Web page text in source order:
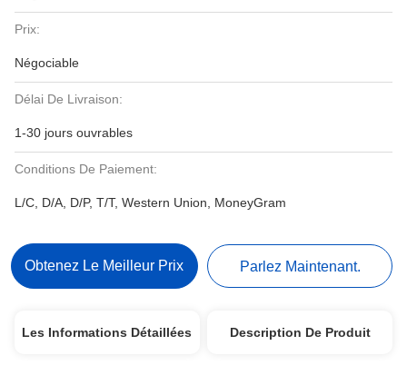
Prix:
Négociable
Délai De Livraison:
1-30 jours ouvrables
Conditions De Paiement:
L/C, D/A, D/P, T/T, Western Union, MoneyGram
Obtenez Le Meilleur Prix Parlez Maintenant.
Les Informations Détaillées Description De Produit